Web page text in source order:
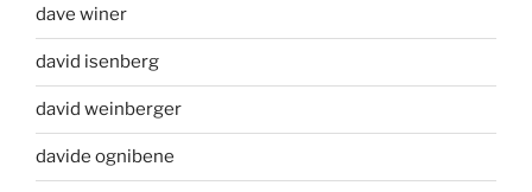
dave winer
david isenberg
david weinberger
davide ognibene